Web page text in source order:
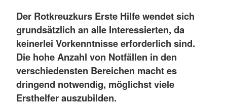
Der Rotkreuzkurs Erste Hilfe wendet sich
grundsätzlich an alle Interessierten, da
keinerlei Vorkenntnisse erforderlich sind.
Die hohe Anzahl von Notfällen in den
verschiedensten Bereichen macht es
dringend notwendig, möglichst viele
Ersthelfer auszubilden.